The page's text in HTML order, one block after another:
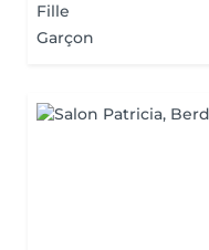
Fille
Garçon